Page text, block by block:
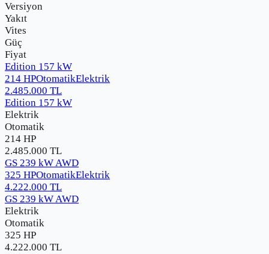
Versiyon
Yakıt
Vites
Güç
Fiyat
Edition 157 kW
214 HPOtomatikElektrik
2.485.000 TL
Edition 157 kW
Elektrik
Otomatik
214 HP
2.485.000 TL
GS 239 kW AWD
325 HPOtomatikElektrik
4.222.000 TL
GS 239 kW AWD
Elektrik
Otomatik
325 HP
4.222.000 TL